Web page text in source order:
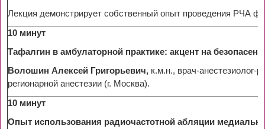
Лекция демонстрирует собственный опыт проведения РЧА
10 минут
Тафалгин в амбулаторной практике: акцент на
Волошин Алексей Григорьевич, к.м.н., врач-анестезиолог-
регионарной анестезии (г. Москва).
10 минут
Опыт использования радиочастотной абляции